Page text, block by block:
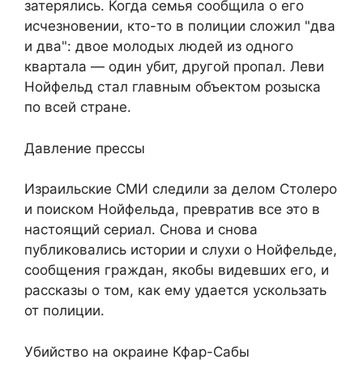
затерялись. Когда семья сообщила о его
исчезновении, кто-то в полиции сложил "два
и два": двое молодых людей из одного
квартала — один убит, другой пропал. Леви
Нойфельд стал главным объектом розыска
по всей стране.
Давление прессы
Израильские СМИ следили за делом Столеро
и поиском Нойфельда, превратив все это в
настоящий сериал. Снова и снова
публиковались истории и слухи о Нойфельде,
сообщения граждан, якобы видевших его, и
рассказы о том, как ему удается ускользать
от полиции.
Убийство на окраине Кфар-Сабы